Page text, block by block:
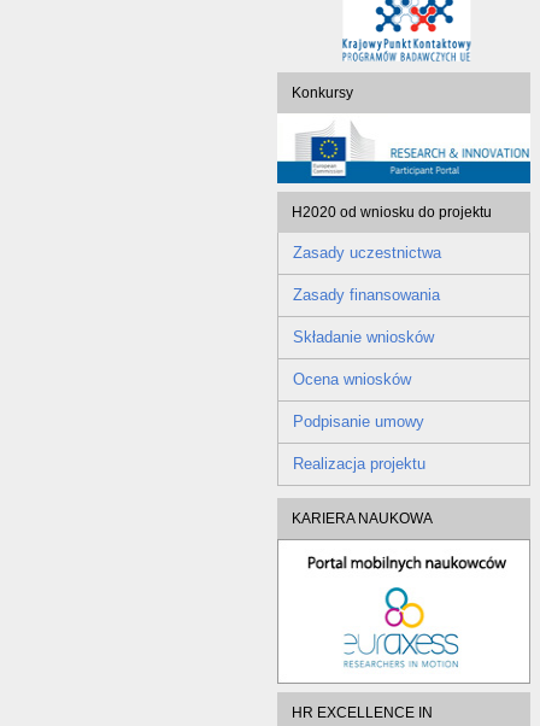
Konkursy
H2020 od wniosku do projektu
Zasady uczestnictwa
Zasady finansowania
Składanie wniosków
Ocena wniosków
Podpisanie umowy
Realizacja projektu
KARIERA NAUKOWA
HR EXCELLENCE IN